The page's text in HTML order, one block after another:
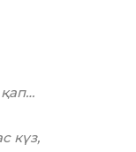
күз,